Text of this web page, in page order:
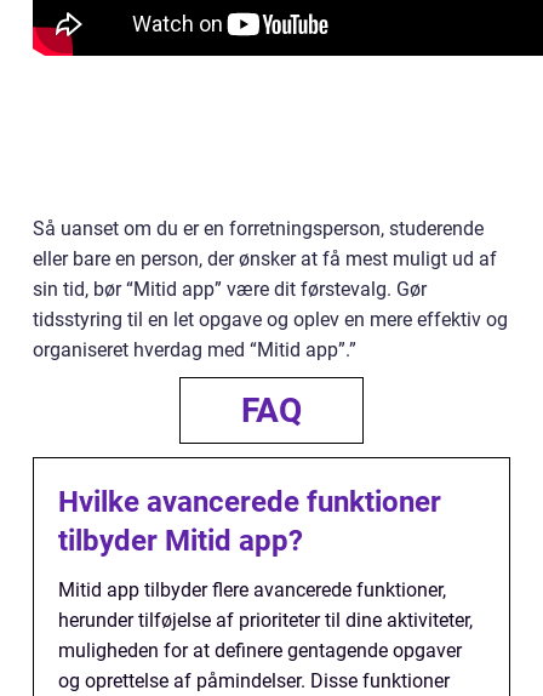
Så uanset om du er en forretningsperson, studerende
eller bare en person, der ønsker at få mest muligt ud af
sin tid, bør “Mitid app” være dit førstevalg. Gør
tidsstyring til en let opgave og oplev en mere effektiv og
organiseret hverdag med “Mitid app”.”
FAQ
Hvilke avancerede funktioner
tilbyder Mitid app?
Mitid app tilbyder flere avancerede funktioner,
herunder tilføjelse af prioriteter til dine aktiviteter,
muligheden for at definere gentagende opgaver
og oprettelse af påmindelser. Disse funktioner